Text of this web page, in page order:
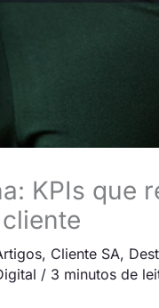
KPIs que
, Cliente SA,
/ 3 minutos de